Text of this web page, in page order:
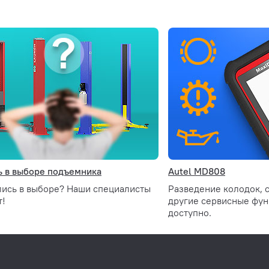
мм
выборе подъемника
в выборе? Наши специалисты
Autel MD808
Разведение колодок,
другие сервисные
доступно.